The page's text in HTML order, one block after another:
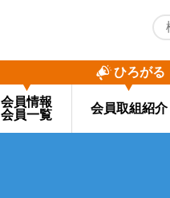
ひろがる
会員情報
会員一覧
会員取組紹介